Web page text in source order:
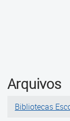
Arquivos
Bibliotecas